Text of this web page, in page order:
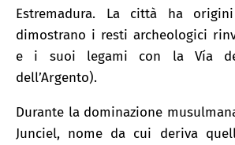
Estremadura. La città ha
dimostrano i resti archeologici
e i suoi legami con la Vía
dell’Argento).
Durante la dominazione
Junciel, nome da cui deriva